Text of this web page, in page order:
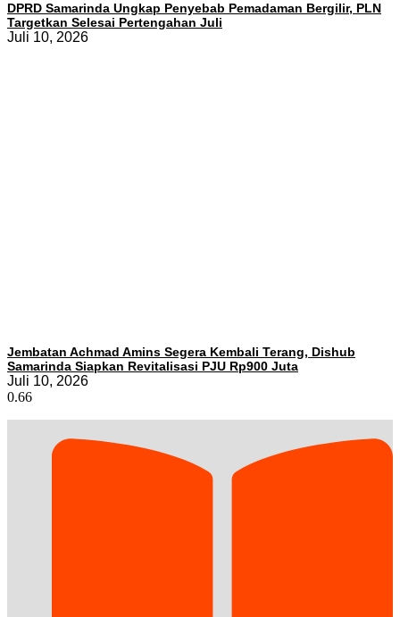
DPRD Samarinda Ungkap Penyebab Pemadaman Bergilir, PLN
Targetkan Selesai Pertengahan Juli
Juli 10, 2026
Jembatan Achmad Amins Segera Kembali Terang, Dishub
Samarinda Siapkan Revitalisasi PJU Rp900 Juta
Juli 10, 2026